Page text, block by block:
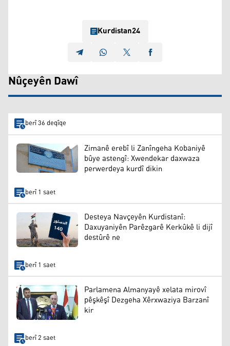
Kurdistan24
Nûçeyên Dawî
berî 36 deqîqe
Zimanê erebî li Zanîngeha Kobaniyê
bûye astengî: Xwendekar daxwaza
perwerdeya kurdî dikin
berî 1 saet
Desteya Navçeyên Kurdistanî:
Daxuyaniyên Parêzgarê Kerkûkê li dijî
destûrê ne
berî 1 saet
Parlamena Almanyayê xelata mirovî
pêşkêşî Dezgeha Xêrxwaziya Barzanî
kir
berî 2 saet